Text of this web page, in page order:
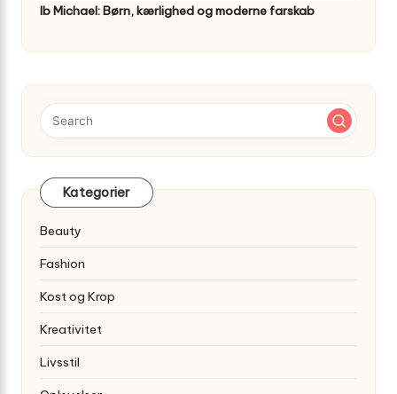
Ib Michael: Børn, kærlighed og moderne farskab
Kategorier
Beauty
Fashion
Kost og Krop
Kreativitet
Livsstil